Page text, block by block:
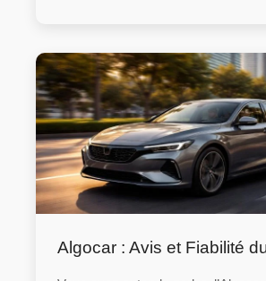
Algocar : Avis et Fiabilité